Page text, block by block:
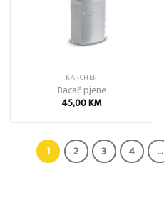
KARCHER
Bacač pjene
45,00KM
1 2 3 4 …